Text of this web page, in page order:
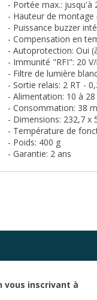
- Portée max.: jusqu'à
- Hauteur de montage
- Puissance buzzer
- Compensation en
- Autoprotection: Oui
- Immunité "RFI": 20
- Filtre de lumière
- Sortie relais: 2 RT -
- Alimentation: 10 à 28
- Consommation: 38
- Dimensions: 232,7 x
- Température de
- Poids: 400 g
- Garantie: 2 ans
vous inscrivant à